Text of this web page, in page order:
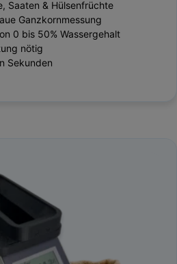
Saaten & Hülsenfrüchte
Ganzkornmessung
0 bis 50% Wassergehalt
nötig
Sekunden